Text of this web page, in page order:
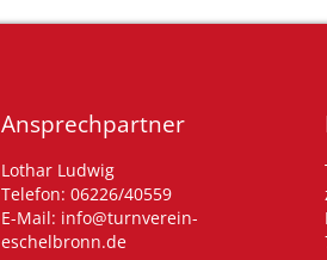
Ansprechpartner
Lothar Ludwig
Telefon: 06226/40559
E-Mail: info@turnverein-
eschelbronn.de